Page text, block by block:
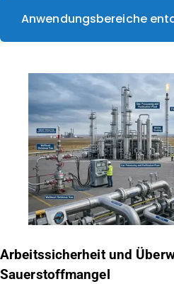
Anwendungsbereiche
Arbeitssicherheit und
Sauerstoffmangel